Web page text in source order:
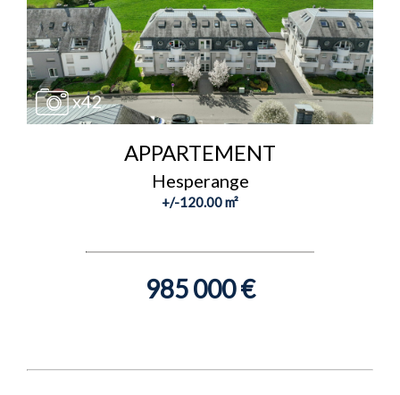
x42
APPARTEMENT
Hesperange
+/-120.00 m²
985 000 €